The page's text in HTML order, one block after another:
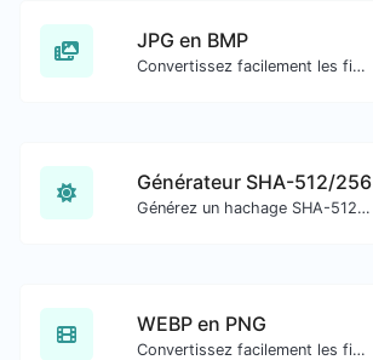
JPG en BMP
Convertissez facilement les fichiers image JPG en BMP.
Générateur SHA-512/256
Générez un hachage SHA-512/256 pour toute entrée de chaîne.
WEBP en PNG
Convertissez facilement les fichiers image WEBP en PNG.